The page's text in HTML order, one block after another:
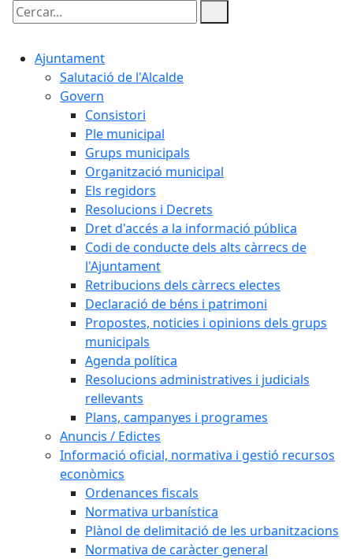
Cercar:
Ajuntament
Salutació de l'Alcalde
Govern
Consistori
Ple municipal
Grups municipals
Organització municipal
Els regidors
Resolucions i Decrets
Dret d'accés a la informació pública
Codi de conducte dels alts càrrecs de
l'Ajuntament
Retribucions dels càrrecs electes
Declaració de béns i patrimoni
Propostes, noticies i opinions dels grups
municipals
Agenda política
Resolucions administratives i judicials
rellevants
Plans, campanyes i programes
Anuncis / Edictes
Informació oficial, normativa i gestió recursos
econòmics
Ordenances fiscals
Normativa urbanística
Plànol de delimitació de les urbanitzacions
Normativa de caràcter general